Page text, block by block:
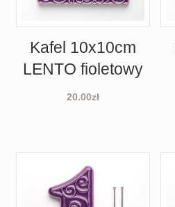
Kafel 10x10cm
LENTO fioletowy
20.00zł